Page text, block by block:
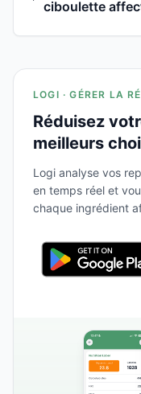
ciboulette
LOGI · GÉRER LA
Réduisez
meilleurs
Logi analyse vos
en temps réel et
chaque ingrédient